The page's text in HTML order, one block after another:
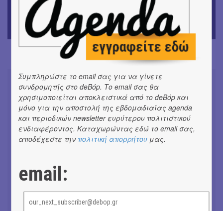
ΘΕΑΤΡΟ / ΧΟΡΟΣ
«Ίων» του Ευρυπίδη
Συνομιλώντας με τη Ρηνιώ
Κυριαζή, καλλιτεχνική διευθύντρια
του ΔΗΠΕΘΕ Ιωαννίνων
#ΣΥΝΕΝΤΕΥΞΕΙΣ
Dafoe, Czech Studio Orchestra |
Birthday Party"
Συμπληρώστε το email σας για να γίνετε
συνδρομητής στο deBόp. Το email σας θα
χρησιμοποιείται αποκλειστικά από το deBόp και
μόνο για την αποστολή της εβδομαδιαίας agenda
και περιοδικών newsletter ευρύτερου πολιτιστικού
ενδιαφέροντος. Καταχωρώντας εδώ το email σας,
αποδέχεστε την πολιτική απορρήτου μας.
email: